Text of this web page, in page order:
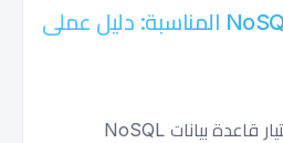
دليل عميق وتطبيقي لاختيار قاعدة بيانات NoSQL